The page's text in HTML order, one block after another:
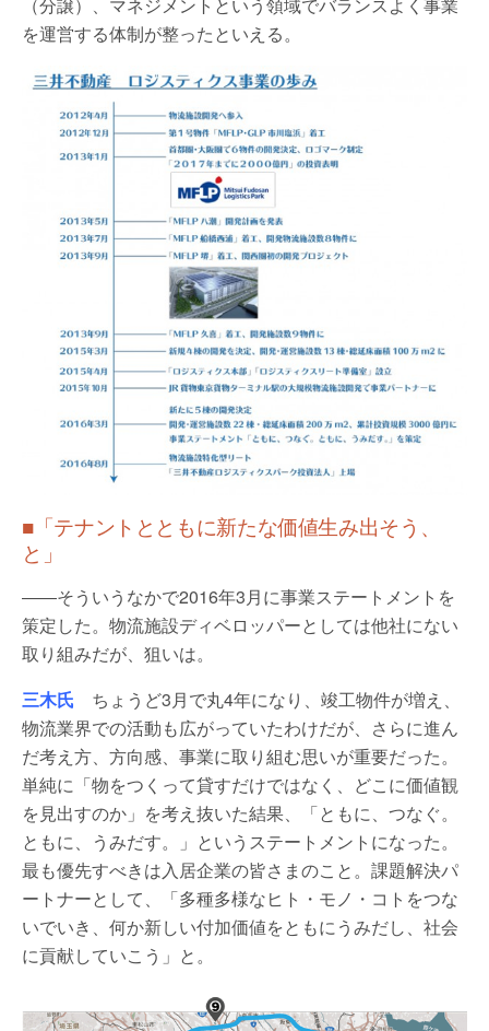
を運営する体制が整ったといえる。
■「テナントとともに新たな価値生み出そう、
と」
――そういうなかで2016年3月に事業ステートメントを
策定した。物流施設ディベロッパーとしては他社にない
取り組みだが、狙いは。
三木氏 ちょうど3月で丸4年になり、竣工物件が増え、
物流業界での活動も広がっていたわけだが、さらに進ん
だ考え方、方向感、事業に取り組む思いが重要だった。
単純に「物をつくって貸すだけではなく、どこに価値観
を見出すのか」を考え抜いた結果、「ともに、つなぐ。
ともに、うみだす。」というステートメントになった。
最も優先すべきは入居企業の皆さまのこと。課題解決パ
ートナーとして、「多種多様なヒト・モノ・コトをつな
いでいき、何か新しい付加価値をともにうみだし、社会
に貢献していこう」と。